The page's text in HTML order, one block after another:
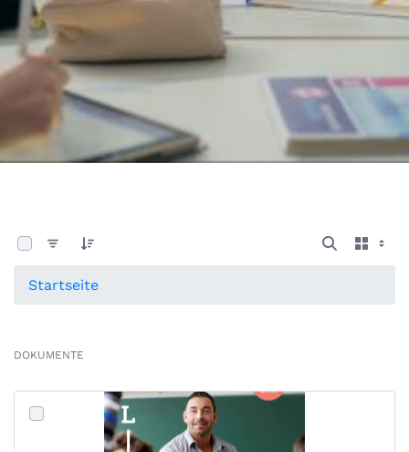
0 von 13 Elemente ausgewählt
Startseite
DOKUMENTE